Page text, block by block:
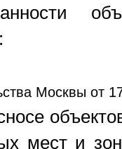
Москвы от
мест и